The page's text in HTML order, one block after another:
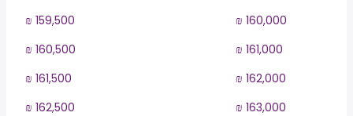
₪ 159,500
₪ 160,000
₪ 160,500
₪ 161,000
₪ 161,500
₪ 162,000
₪ 162,500
₪ 163,000